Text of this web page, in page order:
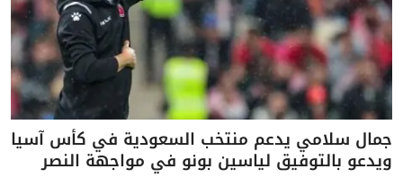
جمال سلامي يدعم منتخب السعودية في كأس آسيا
ويدعو بالتوفيق لياسين بونو في مواجهة النصر